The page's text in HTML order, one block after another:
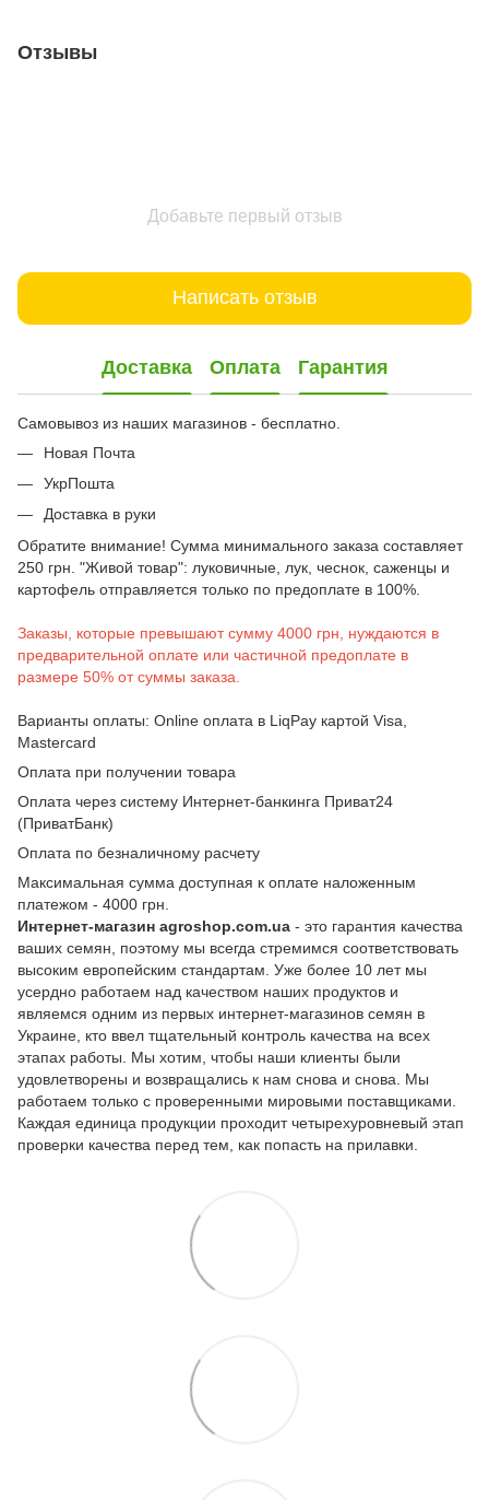
Отзывы
Добавьте первый отзыв
Написать отзыв
Доставка Оплата Гарантия
Самовывоз из наших магазинов - бесплатно.
Новая Почта
УкрПошта
Доставка в руки
Обратите внимание! Сумма минимального заказа составляет
250 грн. "Живой товар": луковичные, лук, чеснок, саженцы и
картофель отправляется только по предоплате в 100%.
Заказы, которые превышают сумму 4000 грн, нуждаются в
предварительной оплате или частичной предоплате в
размере 50% от суммы заказа.
Варианты оплаты: Online оплата в LiqPay картой Visa,
Mastercard
Оплата при получении товара
Оплата через систему Интернет-банкинга Приват24
(ПриватБанк)
Оплата по безналичному расчету
Максимальная сумма доступная к оплате наложенным
платежом - 4000 грн.
Интернет-магазин agroshop.com.ua - это гарантия качества
ваших семян, поэтому мы всегда стремимся соответствовать
высоким европейским стандартам. Уже более 10 лет мы
усердно работаем над качеством наших продуктов и
являемся одним из первых интернет-магазинов семян в
Украине, кто ввел тщательный контроль качества на всех
этапах работы. Мы хотим, чтобы наши клиенты были
удовлетворены и возвращались к нам снова и снова. Мы
работаем только с проверенными мировыми поставщиками.
Каждая единица продукции проходит четырехуровневый этап
проверки качества перед тем, как попасть на прилавки.